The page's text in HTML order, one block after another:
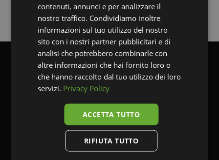
contenuti, annunci e per analizzare il
nostro traffico. Condividiamo inoltre
informazioni sul tuo utilizzo del nostro
sito con i nostri partner pubblicitari e di
analisi che potrebbero combinarle con
altre informazioni che hai fornito loro o
che hanno raccolto dal tuo utilizzo dei loro
servizi. Privacy Policy
ACCETTA TUTTO
RIFIUTA TUTTO